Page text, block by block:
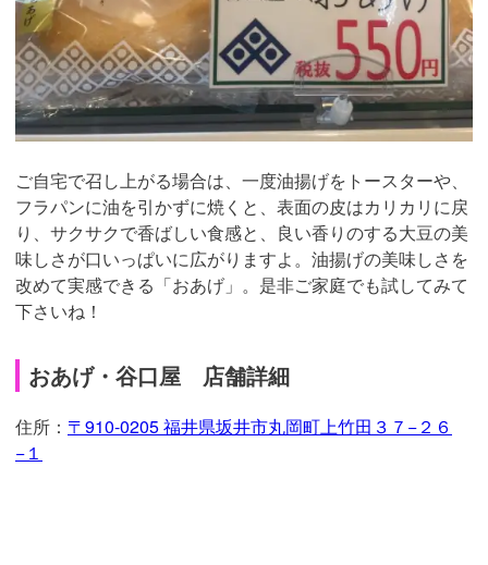
ご自宅で召し上がる場合は、一度油揚げをトースターや、
フラパンに油を引かずに焼くと、表面の皮はカリカリに戻
り、サクサクで香ばしい食感と、良い香りのする大豆の美
味しさが口いっぱいに広がりますよ。油揚げの美味しさを
改めて実感できる「おあげ」。是非ご家庭でも試してみて
下さいね！
おあげ・谷口屋 店舗詳細
住所： 〒910-0205 福井県坂井市丸岡町上竹田３７−２６
−１